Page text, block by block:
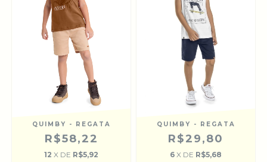
QUIMBY - REGATA
R$58,22
12 X DE R$5,92
QUIMBY - REGATA
R$29,80
6 X DE R$5,68